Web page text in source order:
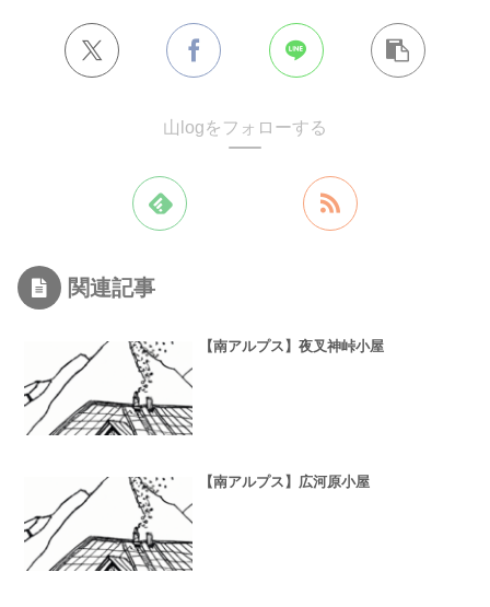
山logをフォローする
関連記事
【南アルプス】夜叉神峠小屋
【南アルプス】広河原小屋